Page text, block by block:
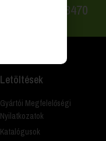
+36 20 223 8470
Letöltések
Gyártói Megfelelőségi
Nyilatkozatok
Katalógusok